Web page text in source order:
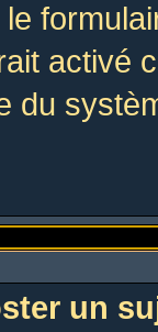
activé
du
un